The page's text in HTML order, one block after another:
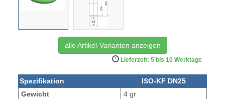
alle Artikel-Varianten anzeigen
Lieferzeit: 5 bis 10 Werktage
Spezifikation
ISO-KF DN25
Gewicht
4 gr